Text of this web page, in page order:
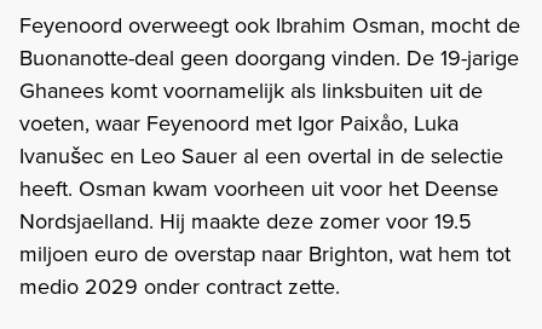
Feyenoord overweegt ook Ibrahim Osman, mocht de
Buonanotte-deal geen doorgang vinden. De 19-jarige
Ghanees komt voornamelijk als linksbuiten uit de
voeten, waar Feyenoord met Igor Paixåo, Luka
Ivanušec en Leo Sauer al een overtal in de selectie
heeft. Osman kwam voorheen uit voor het Deense
Nordsjaelland. Hij maakte deze zomer voor 19.5
miljoen euro de overstap naar Brighton, wat hem tot
medio 2029 onder contract zette.